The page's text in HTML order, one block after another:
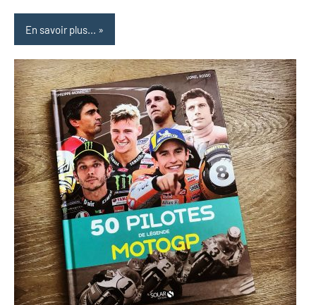
En savoir plus...